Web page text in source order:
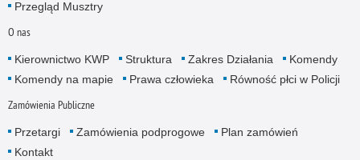
Przegląd Musztry
O nas
Kierownictwo KWP Struktura Zakres Działania
Komendy
Komendy na mapie
Prawa człowieka Równość płci w Policji
Zamówienia Publiczne
Przetargi Zamówienia podprogowe
Plan zamówień
Kontakt